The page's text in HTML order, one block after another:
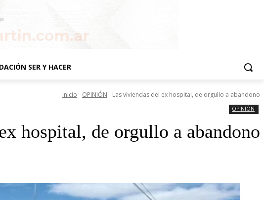
SER Y HACER
Inicio OPINIÓN Las viviendas del ex hospital, de orgullo a abandono
OPINIÓN
hospital, de orgullo a abandono